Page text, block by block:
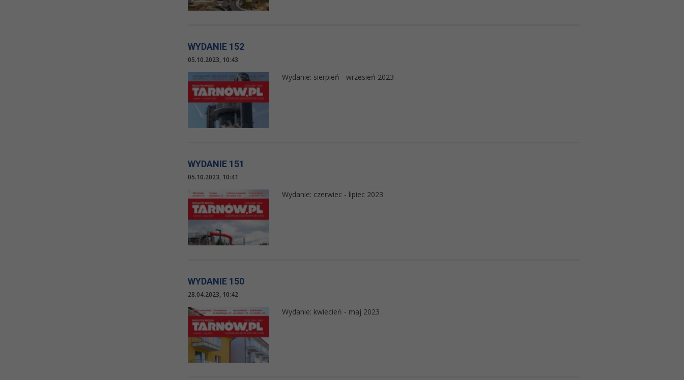
WYDANIE 152
05.10.2023, 10:43
Wydanie: sierpień - wrzesień 2023
WYDANIE 151
05.10.2023, 10:41
Wydanie: czerwiec - lipiec 2023
WYDANIE 150
28.04.2023, 10:42
Wydanie: kwiecień - maj 2023